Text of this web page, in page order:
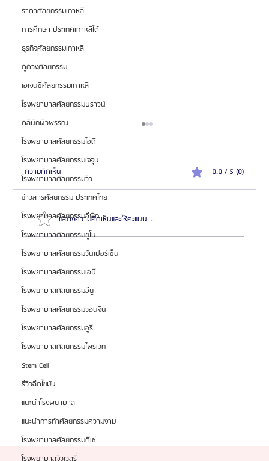
ราคาศัลยกรรมเกาหลี
การศึกษา ประเทศเกาหลีใต้
ธุรกิจศัลยกรรมเกาหลี
ดูดวงศัลยกรรม
เอเจนซี่ศัลยกรรมเกาหลี
โรงพยาบาลศัลยกรรมบราวน์
คลินิกผิวพรรณ
โรงพยาบาลศัลยกรรมไอดี
โรงพยาบาลศัลยกรรมเจจุน
โรงพยาบาลศัลยกรรมวิว
ข่าวสารศัลยกรรม ประเทศไทย
โรงพยาบาลศัลยกรรมอีพิก
โรงพยาบาลศัลยกรรมยูโน
โรงพยาบาลศัลยกรรมวันเปอร์เซ็น
โรงพยาบาลศัลยกรรมเอบี
โรงพยาบาลศัลยกรรมอียู
โรงพยาบาลศัลยกรรมวอนจิน
โรงพยาบาลศัลยกรรมอูรี
โรงพยาบาลศัลยกรรมไพรเวท
Stem Cell
รีวิวฉีดไขมัน
แนะนำโรงพยาบาล
แนะนำการทำศัลยกรรมความงาม
โรงพยาบาลศัลยกรรมดีเซ่
รีวิว: ศัลยกรรมลดขนาดสันและปีกจมูก | โรงพยาบาล
ความคิดเห็น 0.0 / 5 (0)
แสดงความคิดเห็นและให้คะแนน...